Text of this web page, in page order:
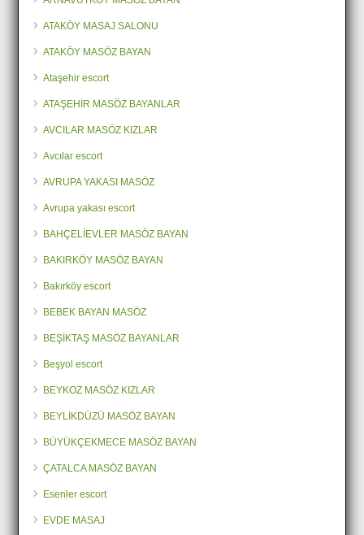
ATAKÖY MASAJ SALONU
ATAKÖY MASÖZ BAYAN
Ataşehir escort
ATAŞEHİR MASÖZ BAYANLAR
AVCILAR MASÖZ KIZLAR
Avcılar escort
AVRUPA YAKASI MASÖZ
Avrupa yakası escort
BAHÇELİEVLER MASÖZ BAYAN
BAKIRKÖY MASÖZ BAYAN
Bakırköy escort
BEBEK BAYAN MASÖZ
BEŞİKTAŞ MASÖZ BAYANLAR
Beşyol escort
BEYKOZ MASÖZ KIZLAR
BEYLİKDÜZÜ MASÖZ BAYAN
BÜYÜKÇEKMECE MASÖZ BAYAN
ÇATALCA MASÖZ BAYAN
Esenler escort
EVDE MASAJ